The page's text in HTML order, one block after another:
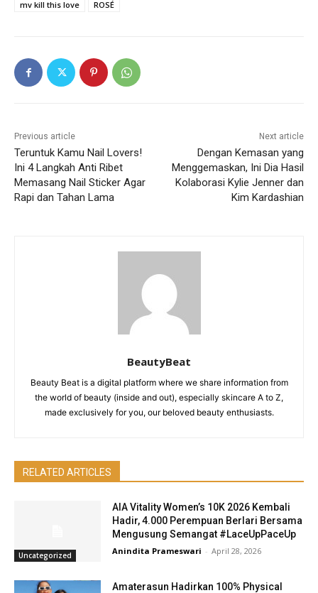
mv kill this love
ROSÉ
Previous article
Teruntuk Kamu Nail Lovers!
Ini 4 Langkah Anti Ribet
Memasang Nail Sticker Agar
Rapi dan Tahan Lama
Next article
Dengan Kemasan yang
Menggemaskan, Ini Dia Hasil
Kolaborasi Kylie Jenner dan
Kim Kardashian
BeautyBeat
Beauty Beat is a digital platform where we share information from
the world of beauty (inside and out), especially skincare A to Z,
made exclusively for you, our beloved beauty enthusiasts.
RELATED ARTICLES
Uncategorized
AIA Vitality Women’s 10K 2026 Kembali
Hadir, 4.000 Perempuan Berlari Bersama
Mengusung Semangat #LaceUpPaceUp
Anindita Prameswari - April 28, 2026
Amaterasun Hadirkan 100% Physical